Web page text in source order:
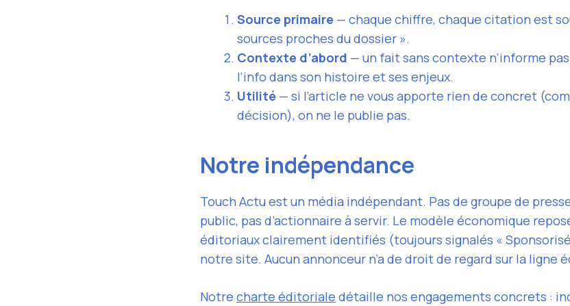
Source primaire — chaque chiffre, chaque citation est
sources proches du dossier ».
Contexte d’abord — un fait sans contexte n’informe
l’info dans son histoire et ses enjeux.
Utilité — si l’article ne vous apporte rien de concret
décision), on ne le publie pas.
Notre indépendance
Touch Actu est un média indépendant. Pas de groupe de
public, pas d’actionnaire à servir. Le modèle économique
éditoriaux clairement identifiés (toujours signalés «
notre site. Aucun annonceur n’a de droit de regard sur la ligne
Notre charte éditoriale détaille nos engagements concrets :